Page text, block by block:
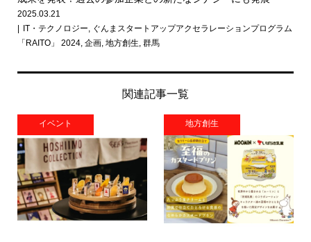
2025.03.21
IT・テクノロジー, ぐんまスタートアップアクセラレーションプログラム
「RAITO」 2024, 企画, 地方創生, 群馬
関連記事一覧
イベント 地方創生